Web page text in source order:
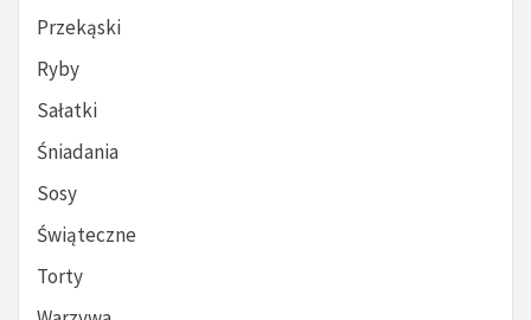
Przekąski
Ryby
Sałatki
Śniadania
Sosy
Świąteczne
Torty